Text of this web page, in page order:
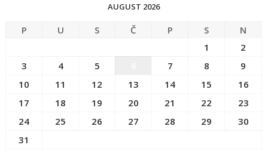
AUGUST 2026
P U S Č P S
N
1
2
3
4 5 7 8
9
10
11 12 13 14 15
16
17
18 19 20 21 22
23
24
25 26 27 28 29
30
31